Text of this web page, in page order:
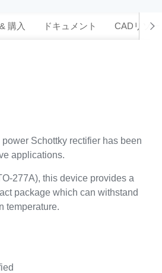
購入 ドキュメント CADリソー
Schottky rectifier has been
applications.
277A), this device provides a
package which can withstand
temperature.